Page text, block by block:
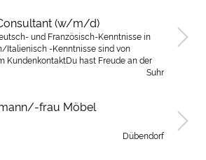
(w/m/d)
und Französisch-Kenntnisse in
Italienisch -Kenntnisse sind von
KundenkontaktDu hast Freude an der
Suhr
frau Möbel
Dübendorf